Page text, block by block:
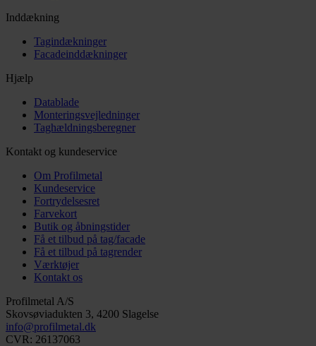
Inddækning
Tagindækninger
Facadeinddækninger
Hjælp
Datablade
Monteringsvejledninger
Taghældningsberegner
Kontakt og kundeservice
Om Profilmetal
Kundeservice
Fortrydelsesret
Farvekort
Butik og åbningstider
Få et tilbud på tag/facade
Få et tilbud på tagrender
Værktøjer
Kontakt os
Profilmetal A/S
Skovsøviadukten 3, 4200 Slagelse
info@profilmetal.dk
CVR: 26137063